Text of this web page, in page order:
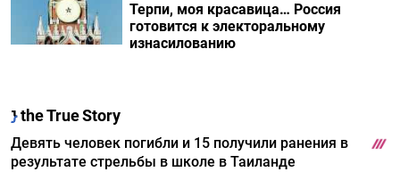
Терпи, моя красавица… Россия
готовится к электоральному
изнасилованию